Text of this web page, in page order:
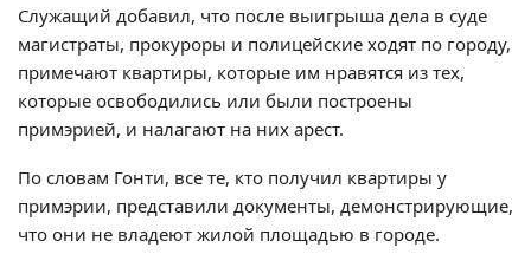
Служащий добавил, что после выигрыша дела в суде
магистраты, прокуроры и полицейские ходят по городу,
примечают квартиры, которые им нравятся из тех,
которые освободились или были построены
примэрией, и налагают на них арест.
По словам Гонти, все те, кто получил квартиры у
примэрии, представили документы, демонстрирующие,
что они не владеют жилой площадью в городе.